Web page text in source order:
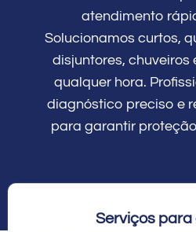
atendimento
Solucionamos curtos,
disjuntores, chuveiros
qualquer hora.
diagnóstico preciso e
para garantir
Serviços para